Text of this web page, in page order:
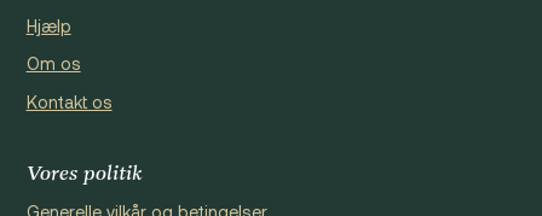
Hjælp
Om os
Kontakt os
Vores politik